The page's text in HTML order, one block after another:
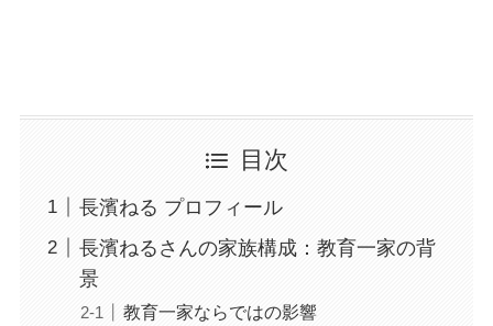
目次
長濱ねる プロフィール
長濱ねるさんの家族構成：教育一家の背
景
教育一家ならではの影響